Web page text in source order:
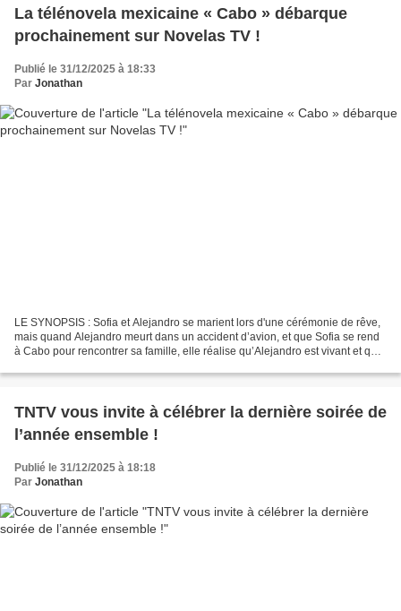
La télénovela mexicaine « Cabo » débarque
prochainement sur Novelas TV !
Publié le 31/12/2025 à 18:33
Par Jonathan
LE SYNOPSIS : Sofia et Alejandro se marient lors d'une cérémonie de rêve,
mais quand Alejandro meurt dans un accident d’avion, et que Sofia se rend
à Cabo pour rencontrer sa famille, elle réalise qu’Alejandro est vivant et que
TNTV vous invite à célébrer la dernière soirée de
l’année ensemble !
Publié le 31/12/2025 à 18:18
Par Jonathan